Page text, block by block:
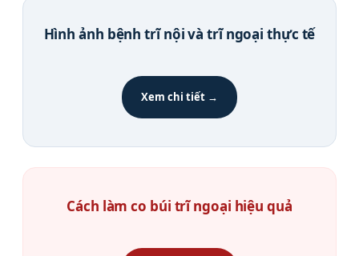
Hình ảnh bệnh trĩ nội và trĩ ngoại thực tế
Xem chi tiết →
Cách làm co búi trĩ ngoại hiệu quả